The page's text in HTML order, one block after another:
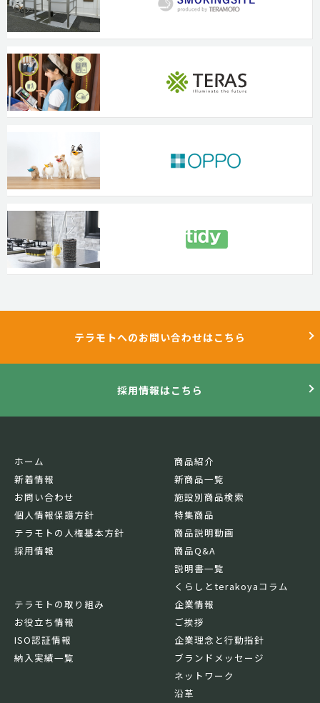
テラモトへのお問い合わせはこちら
採用情報はこちら
ホーム
新着情報
お問い合わせ
個人情報保護方針
テラモトの人権基本方針
採用情報
商品紹介
新商品一覧
施設別商品検索
特集商品
商品説明動画
商品Q&A
説明書一覧
くらしとterakoyaコラム
テラモトの取り組み
お役立ち情報
ISO認証情報
納入実績一覧
企業情報
ご挨拶
企業理念と行動指針
ブランドメッセージ
ネットワーク
沿革